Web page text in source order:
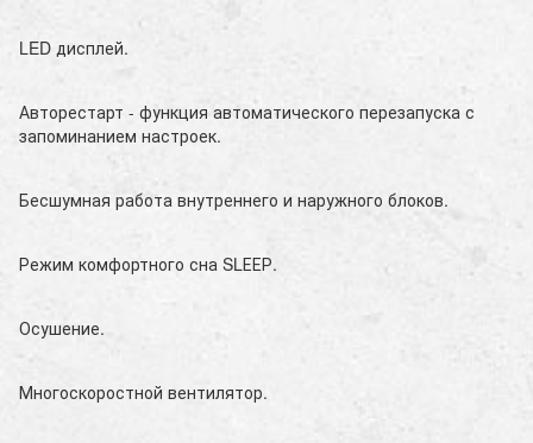
LED дисплей.
Авторестарт - функция автоматического перезапуска с
запоминанием настроек.
Бесшумная работа внутреннего и наружного блоков.
Режим комфортного сна SLЕЕР.
Осушение.
Многоскоростной вентилятор.